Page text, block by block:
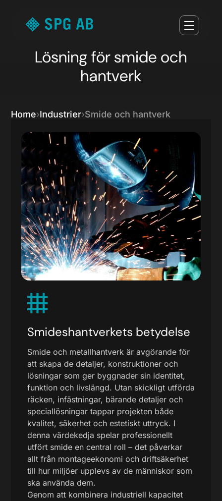
Lösning för smide och
hantverk
Home Industrier Smide och hantverk
Smideshantverkets betydelse
Smide och metallhantverk är avgörande för
att skapa de detaljer, konstruktioner och
lösningar som ger byggnader sin identitet,
funktion och livslängd. Utan skickligt utförda
räcken, infästningar, bärande detaljer och
speciallösningar tappar projekten både
kvalitet, säkerhet och estetiskt uttryck. I
denna värdekedja spelar professionellt
utfört smide en central roll – det påverkar
allt från montageekonomi och driftsäkerhet
till hur miljöer upplevs av de människor som
ska använda dem.
Genom att kombinera industriell kapacitet